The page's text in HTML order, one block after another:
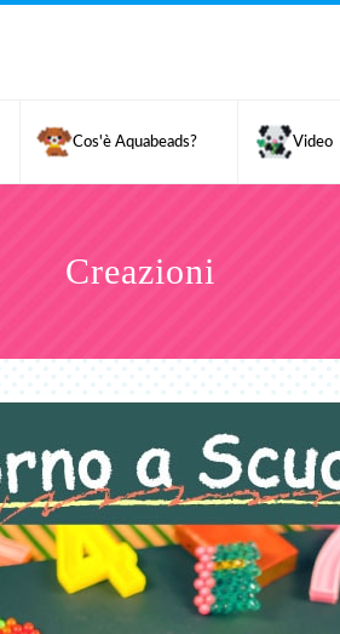
Cos'è Aquabeads? Video
Creazioni